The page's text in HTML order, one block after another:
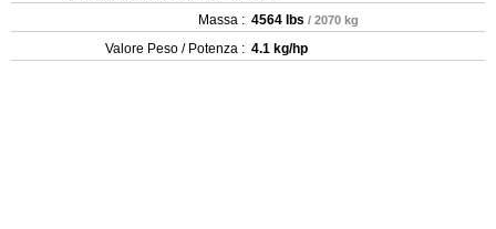
Massa : 4564 lbs / 2070 kg
Valore Peso / Potenza : 4.1 kg/hp